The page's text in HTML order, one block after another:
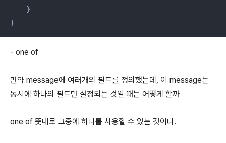
    }
}
- one of
만약 message에 여러개의 필드를 정의했는데, 이 message는
동시에 하나의 필드만 설정되는 것일 때는 어떻게 할까
one of 뜻대로 그중에 하나를 사용할 수 있는 것이다.